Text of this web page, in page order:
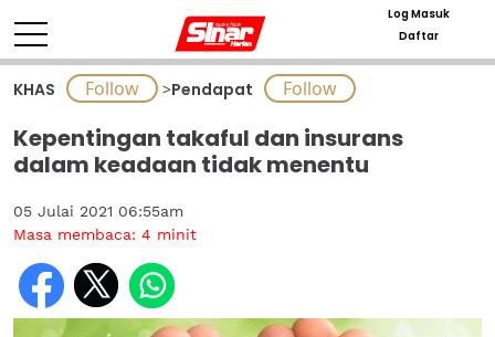
Log Masuk
Daftar
KHAS >Pendapat
Kepentingan takaful dan insurans
dalam keadaan tidak menentu
05 Julai 2021 06:55am
Masa membaca: 4 minit